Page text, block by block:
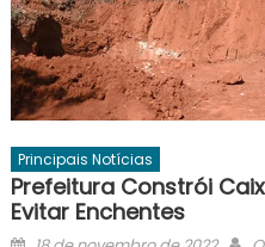
Principais Notícias
Prefeitura Constrói
Evitar Enchentes